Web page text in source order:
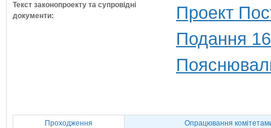
Текст законопроекту та супровідні
документи:
Проект
Подання
Проходження Опрацювання